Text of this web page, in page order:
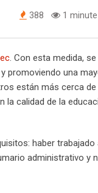
388 1 minute
. Con esta medida, se
promoviendo una
están más cerca de
la calidad de la
haber trabajado
administrativo y